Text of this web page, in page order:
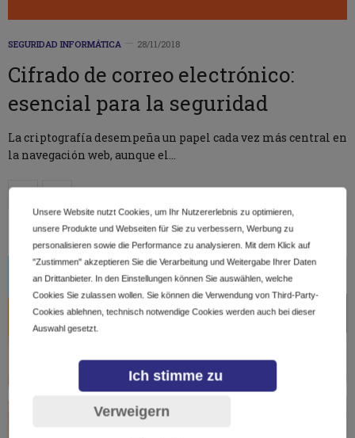
SEGURIDAD INFORMÁTICA 28/11/2018
Cifrado de correo electrónico:
esencial para la seguridad
La criptografía desempeña un papel cada vez más central en
la navegación web, aunque el…
Unsere Website nutzt Cookies, um Ihr Nutzererlebnis zu optimieren,
unsere Produkte und Webseiten für Sie zu verbessern, Werbung zu
personalisieren sowie die Performance zu analysieren. Mit dem Klick auf
"Zustimmen" akzeptieren Sie die Verarbeitung und Weitergabe Ihrer Daten
an Drittanbieter. In den Einstellungen können Sie auswählen, welche
Cookies Sie zulassen wollen. Sie können die Verwendung von Third-Party-
Cookies ablehnen, technisch notwendige Cookies werden auch bei dieser
Auswahl gesetzt.
Ich stimme zu
Verweigern